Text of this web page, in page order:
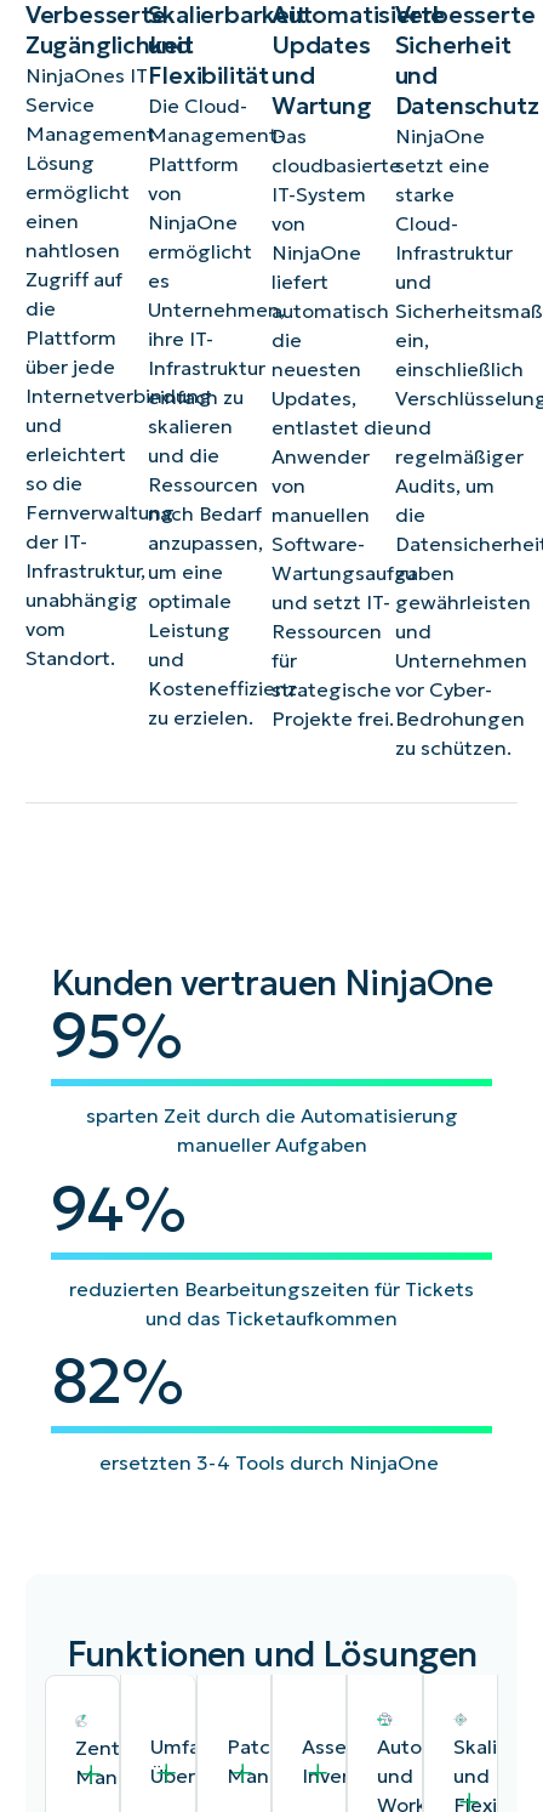
Verbesserte
Zugänglichkeit
NinjaOnes IT
Service
Management
Lösung
ermöglicht
einen
nahtlosen
Zugriff auf
die
Plattform
über jede
Internetverbindung
und
erleichtert
so die
Fernverwaltung
der IT-
Infrastruktur,
unabhängig
vom
Standort.
Skalierbarkeit
und
Flexibilität
Die Cloud-
Management-
Plattform
von
NinjaOne
ermöglicht
es
Unternehmen,
ihre IT-
Infrastruktur
einfach zu
skalieren
und die
Ressourcen
nach Bedarf
anzupassen,
um eine
optimale
Leistung
und
Kosteneffizienz
zu erzielen.
Automatisierte
Updates
und
Wartung
Das
cloudbasierte
IT-System
von
NinjaOne
liefert
automatisch
die
neuesten
Updates,
entlastet die
Anwender
von
manuellen
Software-
Wartungsaufgaben
und setzt IT-
Ressourcen
für
strategische
Projekte frei.
Verbesserte
Sicherheit
und
Datenschutz
NinjaOne
setzt eine
starke
Cloud-
Infrastruktur
und
ein,
einschließlich
und
regelmäßiger
Audits, um
die
zu
gewährleisten
und
Unternehmen
vor Cyber-
Bedrohungen
zu schützen.
Kunden vertrauen NinjaOne
95
95%
sparten Zeit durch die Automatisierung
manueller Aufgaben
94
94%
reduzierten Bearbeitungszeiten für Tickets
und das Ticketaufkommen
82
82%
ersetzten 3-4 Tools durch NinjaOne
Funktionen und Lösungen
Zentralisiertes
Management
Umfassende
Überwachung
Patch-
Management
Asset-
Inventar
Automatisierung
und
Workflow-
und